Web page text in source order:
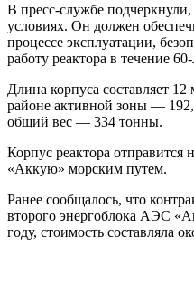
В пресс-службе
условиях. Он должен
процессе эксплуатации,
работу реактора в течение
Длина корпуса составляет
районе активной зоны —
общий вес — 334 тонны.
Корпус реактора
«Аккую» морским путем.
Ранее сообщалось, что
второго энергоблока АЭС
году, стоимость составляла